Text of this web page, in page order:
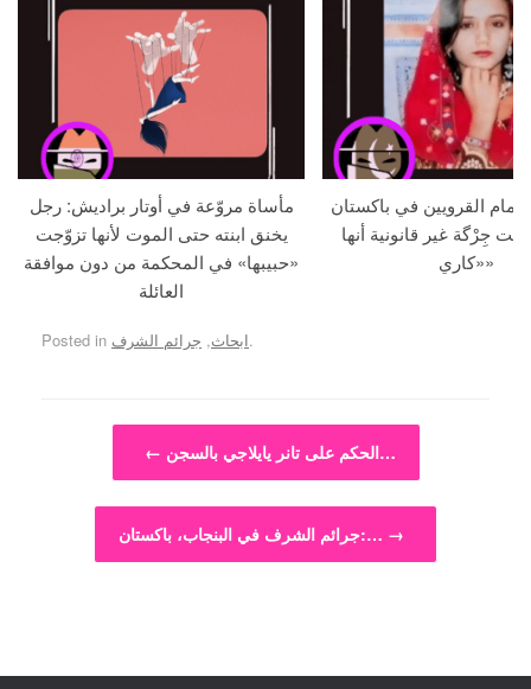
مأساة مروّعة في أوتار براديش: رجل
يخنق ابنته حتى الموت لأنها تزوّجت
«حبيبها» في المحكمة من دون موافقة
العائلة
أمام القرويين في باكستان
جِرْگة غير قانونية أنها
«كاري»
Posted in ابحاث, جرائم الشرف .
Post navigation
← الحكم على تانر يايلاجي بالسجن…
جرائم الشرف في البنجاب، باكستان:… →